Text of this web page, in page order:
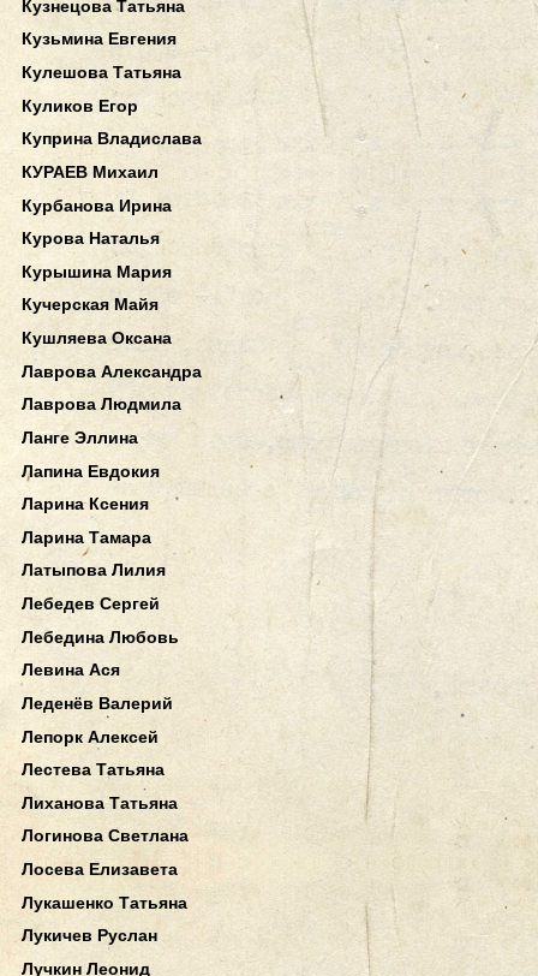
Кузнецова Татьяна
Кузьмина Евгения
Кулешова Татьяна
Куликов Егор
Куприна Владислава
КУРАЕВ Михаил
Курбанова Ирина
Курова Наталья
Курышина Мария
Кучерская Майя
Кушляева Оксана
Лаврова Александра
Лаврова Людмила
Ланге Эллина
Лапина Евдокия
Ларина Ксения
Ларина Тамара
Латыпова Лилия
Лебедев Сергей
Лебедина Любовь
Левина Ася
Леденёв Валерий
Лепорк Алексей
Лестева Татьяна
Лиханова Татьяна
Логинова Светлана
Лосева Елизавета
Лукашенко Татьяна
Лукичев Руслан
Лучкин Леонид